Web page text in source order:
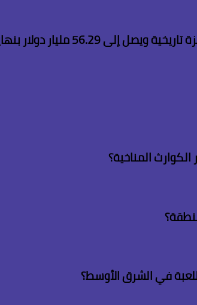
دولار بنهاية يوليو
المناخية؟
في الشرق الأوسط؟